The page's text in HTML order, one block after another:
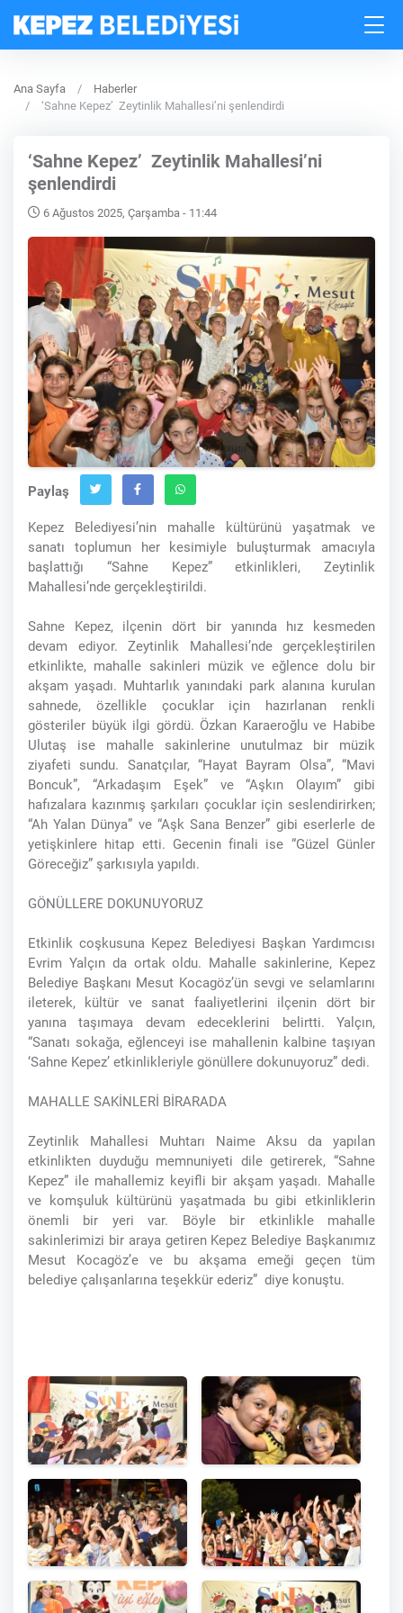
Ana Sayfa
Haberler
‘Sahne Kepez’ Zeytinlik Mahallesi’ni şenlendirdi
‘Sahne Kepez’ Zeytinlik Mahallesi’ni
şenlendirdi
6 Ağustos 2025, Çarşamba - 11:44
Paylaş
Kepez Belediyesi’nin mahalle kültürünü yaşatmak ve
sanatı toplumun her kesimiyle buluşturmak amacıyla
başlattığı “Sahne Kepez” etkinlikleri, Zeytinlik
Mahallesi’nde gerçekleştirildi.
Sahne Kepez, ilçenin dört bir yanında hız kesmeden
devam ediyor. Zeytinlik Mahallesi’nde gerçekleştirilen
etkinlikte, mahalle sakinleri müzik ve eğlence dolu bir
akşam yaşadı. Muhtarlık yanındaki park alanına kurulan
sahnede, özellikle çocuklar için hazırlanan renkli
gösteriler büyük ilgi gördü. Özkan Karaeroğlu ve Habibe
Ulutaş ise mahalle sakinlerine unutulmaz bir müzik
ziyafeti sundu. Sanatçılar, “Hayat Bayram Olsa”, “Mavi
Boncuk”, “Arkadaşım Eşek” ve “Aşkın Olayım” gibi
hafızalara kazınmış şarkıları çocuklar için seslendirirken;
“Ah Yalan Dünya” ve “Aşk Sana Benzer” gibi eserlerle de
yetişkinlere hitap etti. Gecenin finali ise “Güzel Günler
Göreceğiz” şarkısıyla yapıldı.
GÖNÜLLERE DOKUNUYORUZ
Etkinlik coşkusuna Kepez Belediyesi Başkan Yardımcısı
Evrim Yalçın da ortak oldu. Mahalle sakinlerine, Kepez
Belediye Başkanı Mesut Kocagöz’ün sevgi ve selamlarını
ileterek, kültür ve sanat faaliyetlerini ilçenin dört bir
yanına taşımaya devam edeceklerini belirtti. Yalçın,
“Sanatı sokağa, eğlenceyi ise mahallenin kalbine taşıyan
‘Sahne Kepez’ etkinlikleriyle gönüllere dokunuyoruz” dedi.
MAHALLE SAKİNLERİ BİRARADA
Zeytinlik Mahallesi Muhtarı Naime Aksu da yapılan
etkinlikten duyduğu memnuniyeti dile getirerek, “Sahne
Kepez” ile mahallemiz keyifli bir akşam yaşadı. Mahalle
ve komşuluk kültürünü yaşatmada bu gibi etkinliklerin
önemli bir yeri var. Böyle bir etkinlikle mahalle
sakinlerimizi bir araya getiren Kepez Belediye Başkanımız
Mesut Kocagöz’e ve bu akşama emeği geçen tüm
belediye çalışanlarına teşekkür ederiz” diye konuştu.